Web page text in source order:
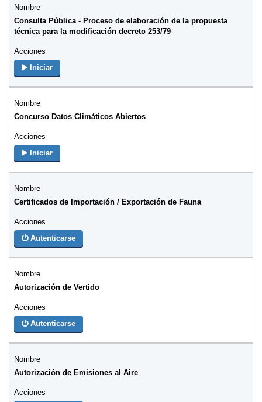
Consulta Pública - Proceso de elaboración de la propuesta
técnica para la modificación decreto 253/79
Iniciar
Concurso Datos Climáticos Abiertos
Iniciar
Certificados de Importación / Exportación de Fauna
Autenticarse
Autorización de Vertido
Autenticarse
Autorización de Emisiones al Aire